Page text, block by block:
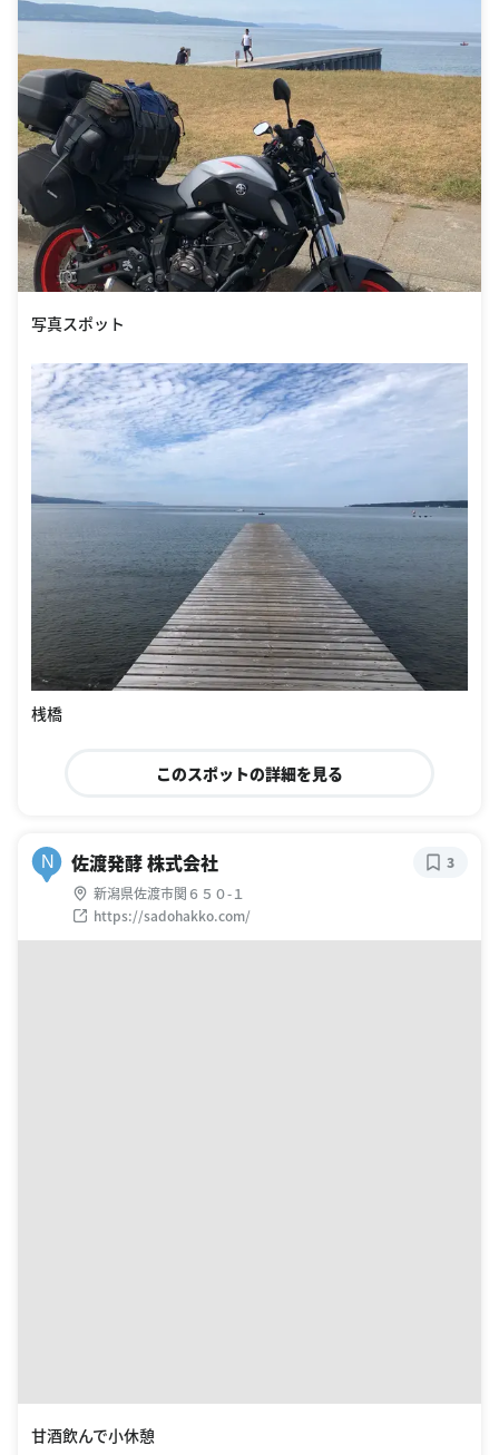
写真スポット
桟橋
このスポットの詳細を見る
N 佐渡発酵 株式会社
新潟県佐渡市関６５０-１
https://sadohakko.com/
3
甘酒飲んで小休憩